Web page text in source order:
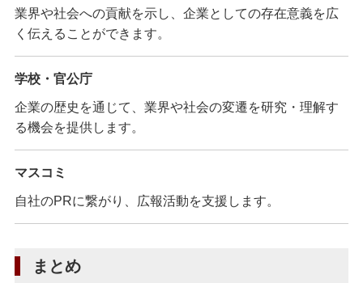
業界や社会への貢献を示し、企業としての存在意義を広
く伝えることができます。
学校・官公庁
企業の歴史を通じて、業界や社会の変遷を研究・理解す
る機会を提供します。
マスコミ
自社のPRに繋がり、広報活動を支援します。
まとめ